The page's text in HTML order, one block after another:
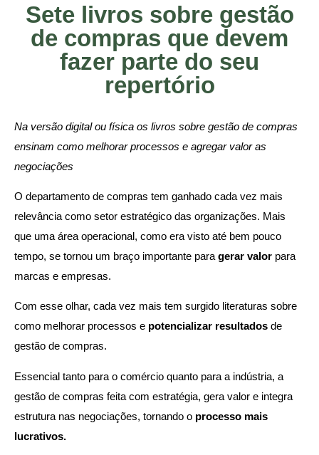
Sete livros sobre gestão
de compras que devem
fazer parte do seu
repertório
Na versão digital ou física os livros sobre gestão de compras
ensinam como melhorar processos e agregar valor as
negociações
O departamento de compras tem ganhado cada vez mais
relevância como setor estratégico das organizações. Mais
que uma área operacional, como era visto até bem pouco
tempo, se tornou um braço importante para gerar valor para
marcas e empresas.
Com esse olhar, cada vez mais tem surgido literaturas sobre
como melhorar processos e potencializar resultados de
gestão de compras.
Essencial tanto para o comércio quanto para a indústria, a
gestão de compras feita com estratégia, gera valor e integra
estrutura nas negociações, tornando o processo mais
lucrativos.